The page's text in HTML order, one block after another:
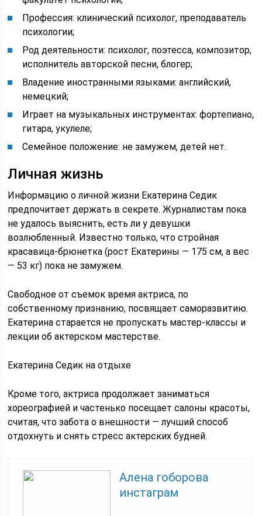
Профессия: клинический психолог, преподаватель
психологии;
Род деятельности: психолог, поэтесса, композитор,
исполнитель авторской песни, блогер;
Владение иностранными языками: английский,
немецкий;
Играет на музыкальных инструментах: фортепиано,
гитара, укулеле;
Семейное положение: не замужем, детей нет.
Личная жизнь
Информацию о личной жизни Екатерина Седик
предпочитает держать в секрете. Журналистам пока
не удалось выяснить, есть ли у девушки
возлюбленный. Известно только, что стройная
красавица-брюнетка (рост Екатерины — 175 см, а вес
— 53 кг) пока не замужем.
Свободное от съемок время актриса, по
собственному признанию, посвящает саморазвитию.
Екатерина старается не пропускать мастер-классы и
лекции об актерском мастерстве.
Екатерина Седик на отдыхе
Кроме того, актриса продолжает заниматься
хореографией и частенько посещает салоны красоты,
считая, что забота о внешности — лучший способ
отдохнуть и снять стресс актерских будней.
Алена гоборова
инстаграм